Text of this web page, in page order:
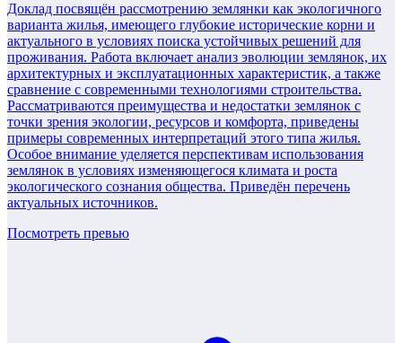
Доклад посвящён рассмотрению землянки как экологичного
варианта жилья, имеющего глубокие исторические корни и
актуального в условиях поиска устойчивых решений для
проживания. Работа включает анализ эволюции землянок, их
архитектурных и эксплуатационных характеристик, а также
сравнение с современными технологиями строительства.
Рассматриваются преимущества и недостатки землянок с
точки зрения экологии, ресурсов и комфорта, приведены
примеры современных интерпретаций этого типа жилья.
Особое внимание уделяется перспективам использования
землянок в условиях изменяющегося климата и роста
экологического сознания общества. Приведён перечень
актуальных источников.
Посмотреть превью